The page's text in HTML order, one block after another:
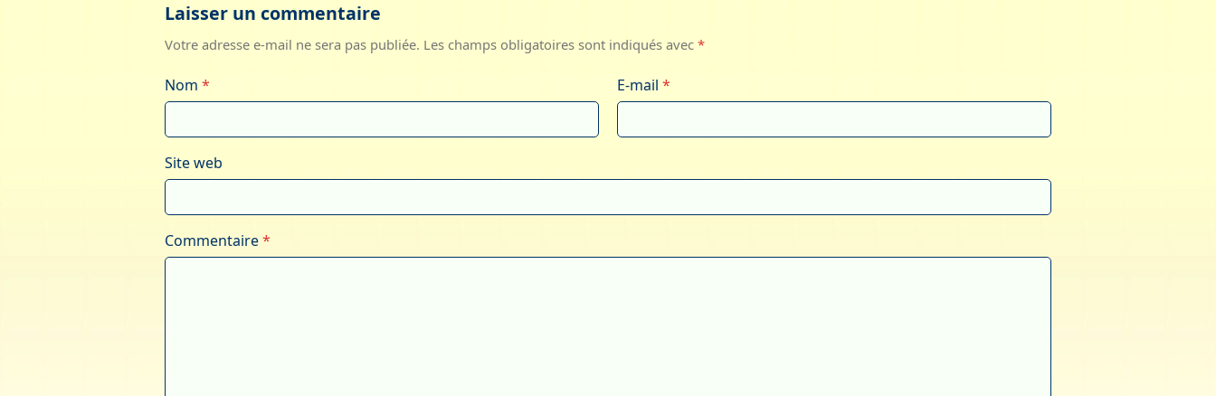
Laisser un commentaire
Votre adresse e-mail ne sera pas publiée. Les champs obligatoires sont indiqués avec *
Nom * E-mail *
Site web
Commentaire*